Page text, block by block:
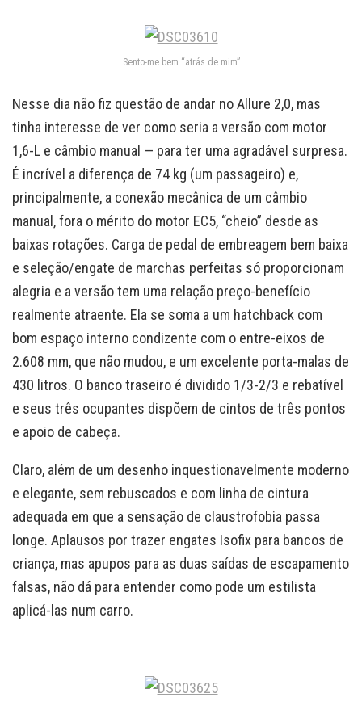
Sento-me bem “atrás de mim”
Nesse dia não fiz questão de andar no Allure 2,0, mas
tinha interesse de ver como seria a versão com motor
1,6-L e câmbio manual — para ter uma agradável surpresa.
É incrível a diferença de 74 kg (um passageiro) e,
principalmente, a conexão mecânica de um câmbio
manual, fora o mérito do motor EC5, “cheio” desde as
baixas rotações. Carga de pedal de embreagem bem baixa
e seleção/engate de marchas perfeitas só proporcionam
alegria e a versão tem uma relação preço-benefício
realmente atraente. Ela se soma a um hatchback com
bom espaço interno condizente com o entre-eixos de
2.608 mm, que não mudou, e um excelente porta-malas de
430 litros. O banco traseiro é dividido 1/3-2/3 e rebatível
e seus três ocupantes dispõem de cintos de três pontos
e apoio de cabeça.
Claro, além de um desenho inquestionavelmente moderno
e elegante, sem rebuscados e com linha de cintura
adequada em que a sensação de claustrofobia passa
longe. Aplausos por trazer engates Isofix para bancos de
criança, mas apupos para as duas saídas de escapamento
falsas, não dá para entender como pode um estilista
aplicá-las num carro.